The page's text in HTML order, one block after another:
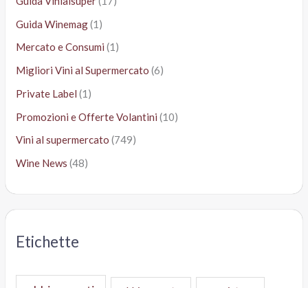
Guida Winemag(1)
Mercato e Consumi (1)
Migliori Vini al Supermercato (6)
Private Label (1)
Promozioni e Offerte Volantini (10)
Vini al supermercato (749)
Wine News (48)
Etichette